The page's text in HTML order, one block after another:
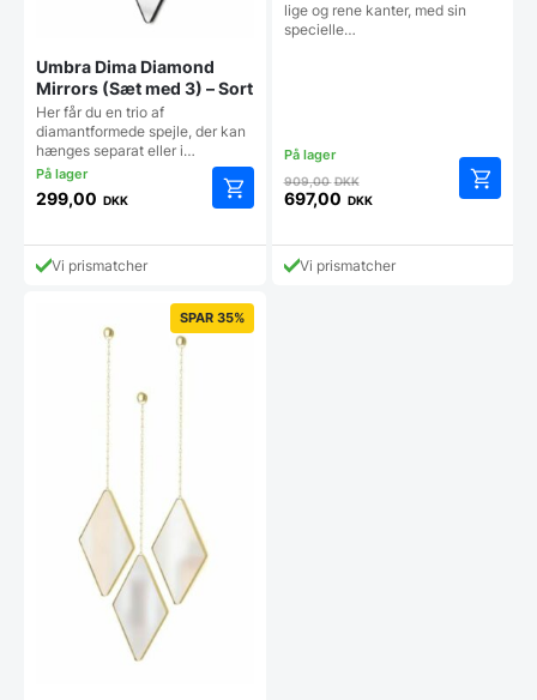
Umbra Dima Diamond
Mirrors (Sæt med 3) – Sort
Her får du en trio af
diamantformede spejle, der kan
hænges separat eller i…
299,00 DKK
Vi prismatcher
lige og rene kanter, med sin
specielle…
909,00DKKDen
oprindelige
var:
909,00 DKK.
697,00 DKK
aktuelle
prisVi prismatcher
SPAR 35%